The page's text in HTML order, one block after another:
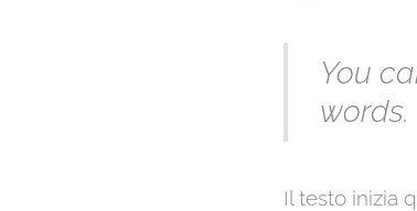
You
words.
Il testo inizia